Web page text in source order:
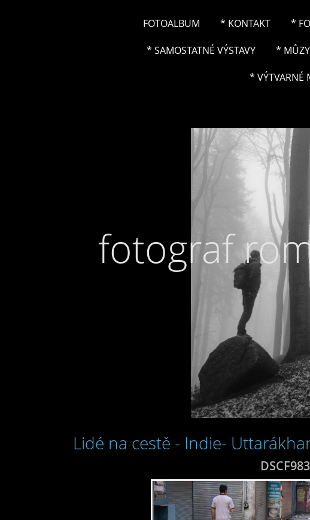
FOTOALBUM * KONTAKT *
* SAMOSTATNÉ VÝSTAVY *
* VÝTVARNÉ
fotograf
Lidé na cestě - Indie-